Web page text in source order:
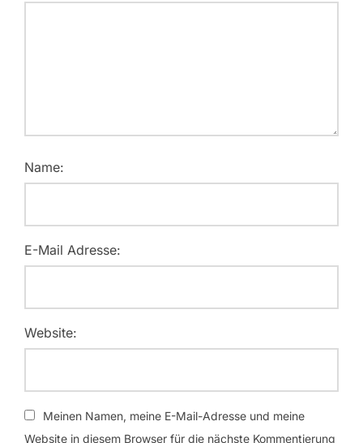
Name:
E-Mail Adresse:
Website:
Meinen Namen, meine E-Mail-Adresse und meine
Website in diesem Browser für die nächste Kommentierung